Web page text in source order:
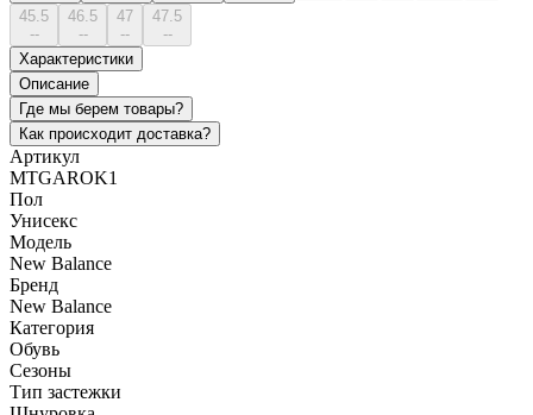
45.5
--
46.5
--
47
--
47.5
--
Характеристики
Описание
Где мы берем товары?
Как происходит доставка?
Артикул
MTGAROK1
Пол
Унисекс
Модель
New Balance
Бренд
New Balance
Категория
Обувь
Сезоны
Тип застежки